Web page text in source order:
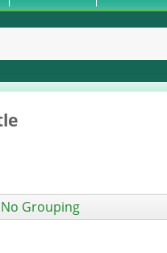
No Grouping